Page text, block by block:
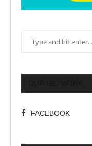
FACEBOOK